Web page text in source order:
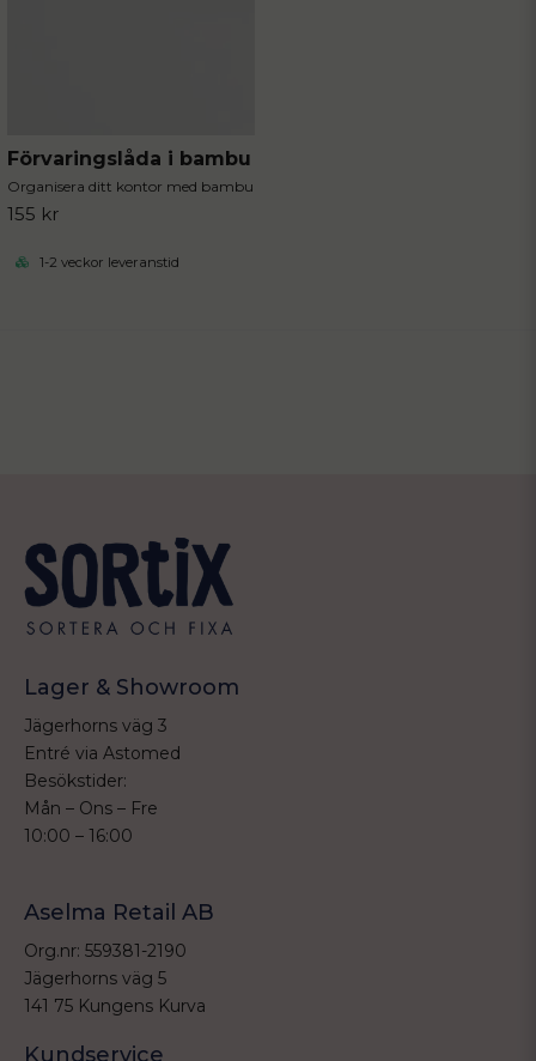
Förvaringslåda i bambu
Organisera ditt kontor med bambu
155 kr
1-2 veckor leveranstid
Lager & Showroom
Jägerhorns väg 3
Entré via Astomed
Besökstider:
Mån – Ons – Fre
10:00 – 16:00
Aselma Retail AB
Org.nr: 559381-2190
Jägerhorns väg 5
141 75 Kungens Kurva
Kundservice